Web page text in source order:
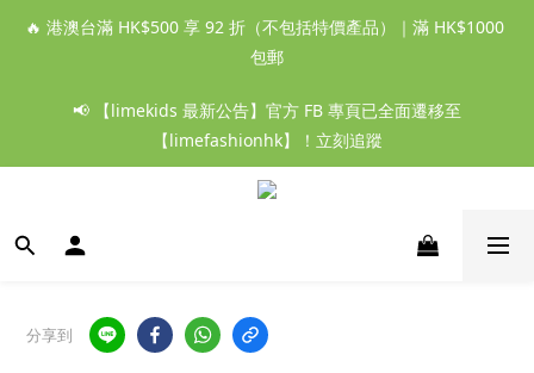
🔥 港澳台滿 HK$500 享 92 折（不包括特價產品）｜滿 HK$1000
包郵
📢 【limekids 最新公告】官方 FB 專頁已全面遷移至
【limefashionhk】！立刻追蹤
分享到